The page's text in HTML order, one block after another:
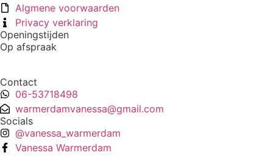
Algmene voorwaarden
Privacy verklaring
Openingstijden
Op afspraak
Contact
06-53718498
warmerdamvanessa@gmail.com
Socials
@vanessa_warmerdam
Vanessa Warmerdam